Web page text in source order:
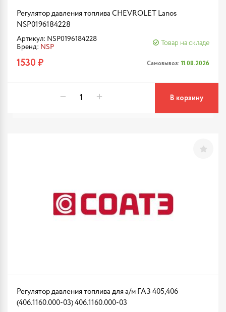
Регулятор давления топлива CHEVROLET Lanos
NSP0196184228
Артикул: NSP0196184228
Бренд: NSP
Товар на складе
1530 ₽ Самовывоз: 11.08.2026
В корзину
Регулятор давления топлива для а/м ГАЗ 405,406
(406.1160.000-03) 406.1160.000-03